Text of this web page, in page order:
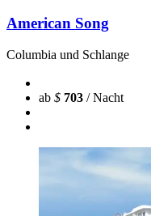
American Song
Columbia und Schlange
ab $ 703 / Nacht